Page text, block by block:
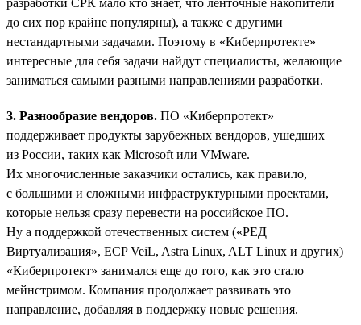
до сих пор крайне популярны), а также с другими
нестандартными задачами. Поэтому в «Киберпротекте»
интересные для себя задачи найдут специалисты, желающие
заниматься самыми разными направлениями разработки.
3. Разнообразие вендоров. ПО «Киберпротект»
поддерживает продукты зарубежных вендоров, ушедших
из России, таких как Microsoft или VMware.
Их многочисленные заказчики остались, как правило,
с большими и сложными инфраструктурными проектами,
которые нельзя сразу перевести на российское ПО.
Ну а поддержкой отечественных систем («РЕД
Виртуализация», ECP VeiL, Astra Linux, ALT Linux и других)
«Киберпротект» занимался еще до того, как это стало
мейнстримом. Компания продолжает развивать это
направление, добавляя в поддержку новые решения.